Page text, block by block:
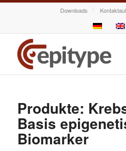
Downloads
Produkte:
Basis
Biomarker